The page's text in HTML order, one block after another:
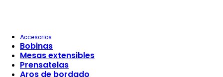
Accesorios
Bobinas
Mesas extensibles
Prensatelas
Aros de bordado